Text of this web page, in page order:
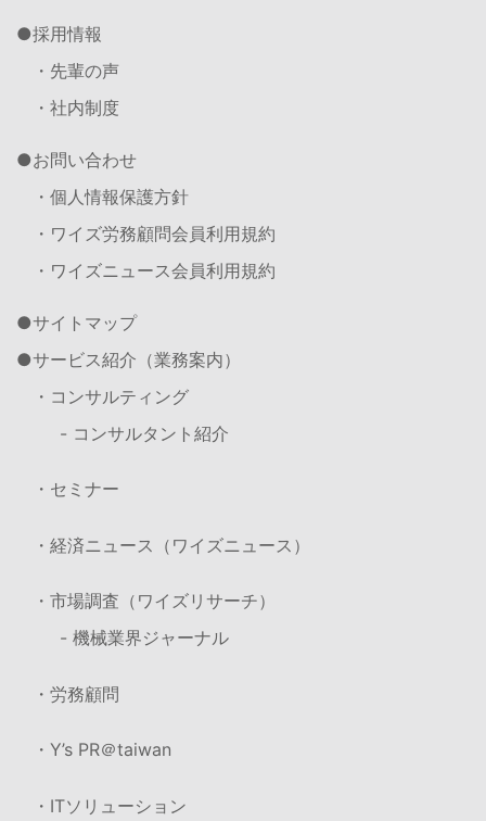
採用情報
・先輩の声
・社内制度
お問い合わせ
・個人情報保護方針
・ワイズ労務顧問会員利用規約
・ワイズニュース会員利用規約
サイトマップ
サービス紹介（業務案内）
・コンサルティング
- コンサルタント紹介
・セミナー
・経済ニュース（ワイズニュース）
・市場調査（ワイズリサーチ）
- 機械業界ジャーナル
・労務顧問
・Y’s PR＠taiwan
・ITソリューション